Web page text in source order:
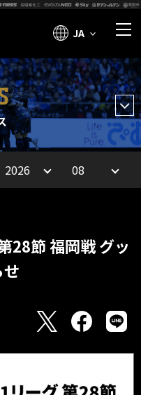
JA
28節 福岡戦 グッ